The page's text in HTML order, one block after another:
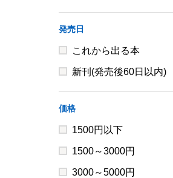
発売日
これから出る本
新刊(発売後60日以内)
価格
1500円以下
1500～3000円
3000～5000円